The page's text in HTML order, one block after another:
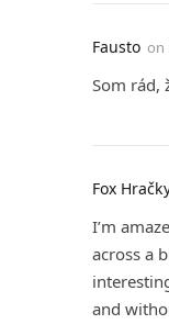
Fausto on
Som rád,
Fox
I’m
across a
and